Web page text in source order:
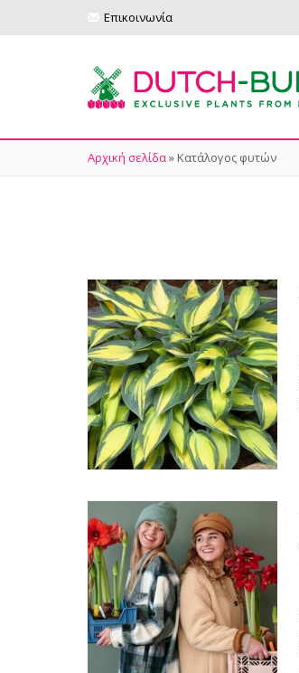
Επικοινωνία
Αρχική σελίδα» Κατάλογος φυτών